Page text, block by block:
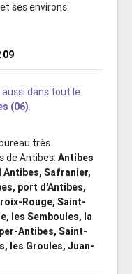
ses environs:
09
dans tout le
(06).
très
de Antibes:Antibes
Antibes, Safranier,
port d'Antibes,
Rouge, Saint-
les Semboules, la
Antibes, Saint-
les Groules, Juan-